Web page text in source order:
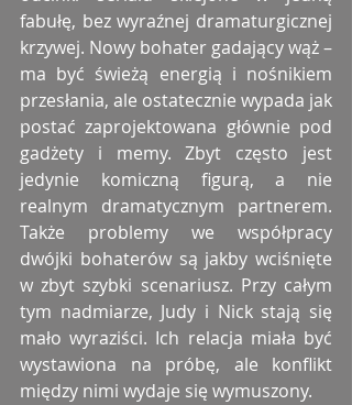
fabułę, bez wyraźnej dramaturgicznej
krzywej. Nowy bohater gadający wąż –
ma być świeżą energią i nośnikiem
przesłania, ale ostatecznie wypada jak
postać zaprojektowana głównie pod
gadżety i memy. Zbyt często jest
jedynie komiczną figurą, a nie
realnym dramatycznym partnerem.
Także problemy we współpracy
dwójki bohaterów są jakby wciśnięte
w zbyt szybki scenariusz. Przy całym
tym nadmiarze, Judy i Nick stają się
mało wyraziści. Ich relacja miała być
wystawiona na próbę, ale konflikt
między nimi wydaje się wymuszony.